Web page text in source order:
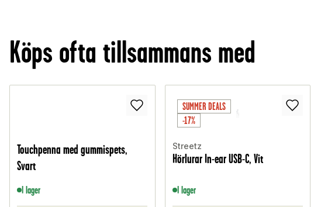
Köps ofta tillsammans med
Touchpenna med gummispets,
Svart
I lager
SUMMER DEALS
-17%
Streetz
Hörlurar In-ear USB-C, Vit
I lager